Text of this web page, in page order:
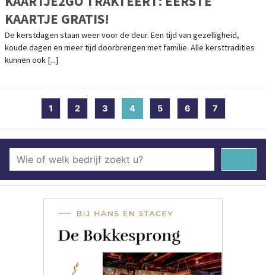
KAARTJE GRATIS!
De kerstdagen staan weer voor de deur. Een tijd van gezelligheid,
koude dagen en meer tijd doorbrengen met familie. Alle kersttradities
kunnen ook [...]
1 2 3 4 (current)
5 6 7